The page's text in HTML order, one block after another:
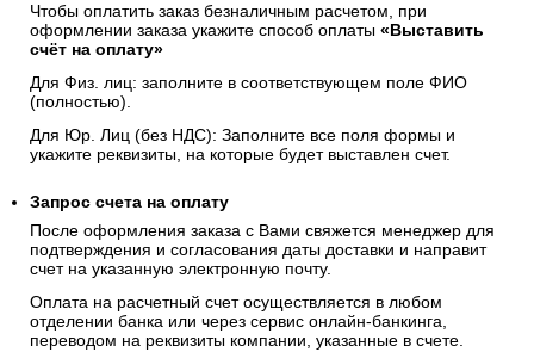
Чтобы оплатить заказ безналичным расчетом, при
оформлении заказа укажите способ оплаты «Выставить
счёт на оплату»
Для Физ. лиц: заполните в соответствующем поле ФИО
(полностью).
Для Юр. Лиц (без НДС): Заполните все поля формы и
укажите реквизиты, на которые будет выставлен счет.
Запрос счета на оплату
После оформления заказа с Вами свяжется менеджер для
подтверждения и согласования даты доставки и направит
счет на указанную электронную почту.
Оплата на расчетный счет осуществляется в любом
отделении банка или через сервис онлайн-банкинга,
переводом на реквизиты компании, указанные в счете.